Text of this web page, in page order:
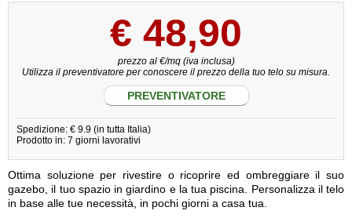
€ 48,90
prezzo al €/mq (iva inclusa)
Utilizza il preventivatore per conoscere il prezzo della tuo telo su misura.
PREVENTIVATORE
Spedizione: € 9.9 (in tutta Italia)
Prodotto in: 7 giorni lavorativi
Ottima soluzione per rivestire o ricoprire ed ombreggiare il suo
gazebo, il tuo spazio in giardino e la tua piscina. Personalizza il telo
in base alle tue necessità, in pochi giorni a casa tua.